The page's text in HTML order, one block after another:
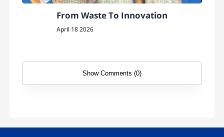
From Waste To Innovation
April 18 2026
Show Comments (0)